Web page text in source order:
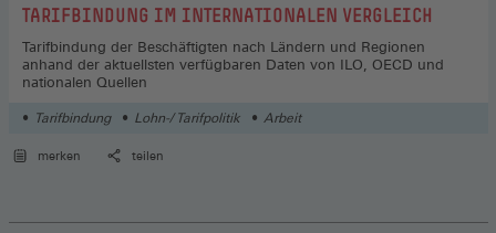
:
TARIFBINDUNG IM INTERNATIONALEN VERGLEICH
Tarifbindung der Beschäftigten nach Ländern und Regionen
anhand der aktuellsten verfügbaren Daten von ILO, OECD und
nationalen Quellen
Tarifbindung Lohn-/ Tarifpolitik Arbeit
merken teilen